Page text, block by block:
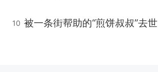
10 被一条街帮助的“煎饼叔叔”去世